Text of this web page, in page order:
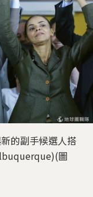
的副手候選人搭
圖